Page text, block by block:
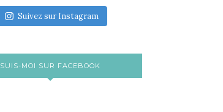
Suivez sur Instagram
SUIS-MOI SUR FACEBOOK